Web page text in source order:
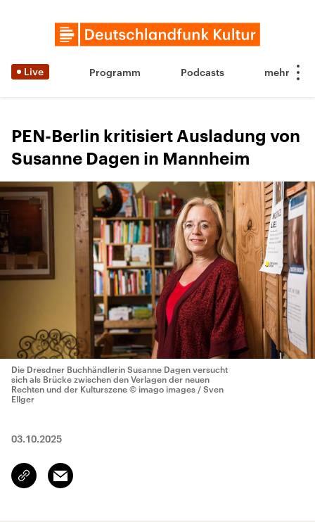
Live Programm Podcasts
PEN-Berlin kritisiert Ausladung von
Susanne Dagen in Mannheim
Die Dresdner Buchhändlerin Susanne Dagen versucht
sich als Brücke zwischen den Verlagen der neuen
Rechten und der Kulturszene © imago images / Sven
Ellger
03.10.2025
Link
kopieren/teilen
Email